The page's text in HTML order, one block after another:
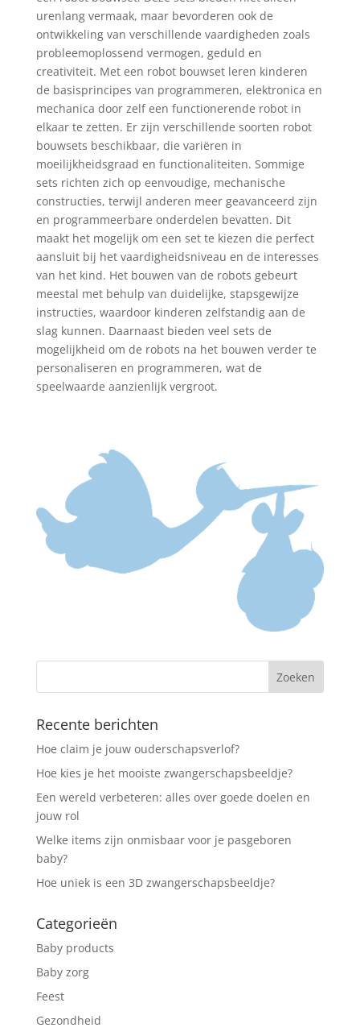
urenlang vermaak, maar bevorderen ook de
ontwikkeling van verschillende vaardigheden zoals
probleemoplossend vermogen, geduld en
creativiteit. Met een robot bouwset leren kinderen
de basisprincipes van programmeren, elektronica en
mechanica door zelf een functionerende robot in
elkaar te zetten. Er zijn verschillende soorten robot
bouwsets beschikbaar, die variëren in
moeilijkheidsgraad en functionaliteiten. Sommige
sets richten zich op eenvoudige, mechanische
constructies, terwijl anderen meer geavanceerd zijn
en programmeerbare onderdelen bevatten. Dit
maakt het mogelijk om een set te kiezen die perfect
aansluit bij het vaardigheidsniveau en de interesses
van het kind. Het bouwen van de robots gebeurt
meestal met behulp van duidelijke, stapsgewijze
instructies, waardoor kinderen zelfstandig aan de
slag kunnen. Daarnaast bieden veel sets de
mogelijkheid om de robots na het bouwen verder te
personaliseren en programmeren, wat de
speelwaarde aanzienlijk vergroot.
Recente berichten
Hoe claim je jouw ouderschapsverlof?
Hoe kies je het mooiste zwangerschapsbeeldje?
Een wereld verbeteren: alles over goede doelen en
jouw rol
Welke items zijn onmisbaar voor je pasgeboren
baby?
Hoe uniek is een 3D zwangerschapsbeeldje?
Categorieën
Baby products
Baby zorg
Feest
Gezondheid